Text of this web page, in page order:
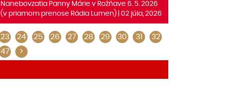
Nanebovzatia Panny Márie v Rožňave 6. 5. 2026
(v priamom prenose Rádia Lumen) | 02 júla, 2026
23 24 25 26 27 28 29 30 31
32
47 >